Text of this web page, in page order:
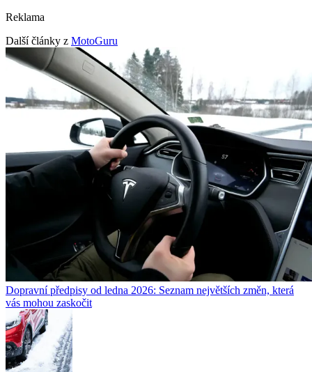
Reklama
Další články z MotoGuru
Dopravní předpisy od ledna 2026: Seznam největších změn, která
vás mohou zaskočit